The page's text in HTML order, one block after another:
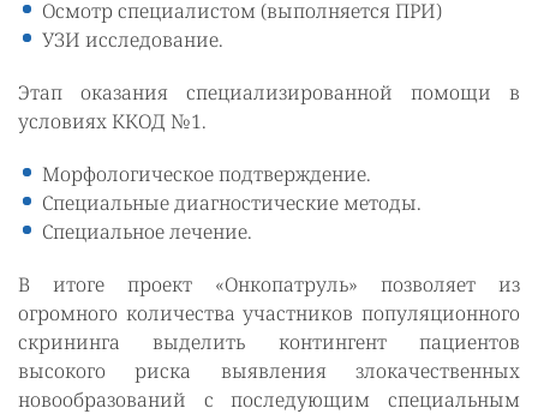
Осмотр специалистом (выполняется ПРИ)
УЗИ исследование.
Этап оказания специализированной помощи в
условиях ККОД №1.
Морфологическое подтверждение.
Специальные диагностические методы.
Специальное лечение.
В итоге проект «Онкопатруль» позволяет из
огромного количества участников популяционного
скрининга выделить контингент пациентов
высокого риска выявления злокачественных
новообразований с последующим специальным